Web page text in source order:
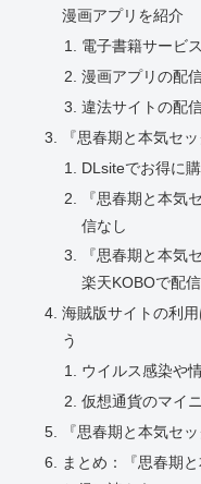
漫画アプリを紹介
電子書籍サービ
漫画アプリの配
違法サイトの配
『思春期と本気セ
DLsiteでお得に
『思春期と本気
信なし
『思春期と本気
楽天KOBOで配
海賊版サイトの利
う
ウイルス感染や
仮想通貨のマイ
『思春期と本気セ
まとめ：『思春期